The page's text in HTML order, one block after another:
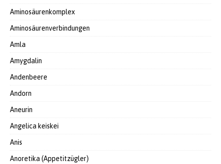
Aminosäurenkomplex
Aminosäurenverbindungen
Amla
Amygdalin
Andenbeere
Andorn
Aneurin
Angelica keiskei
Anis
Anoretika (Appetitzügler)